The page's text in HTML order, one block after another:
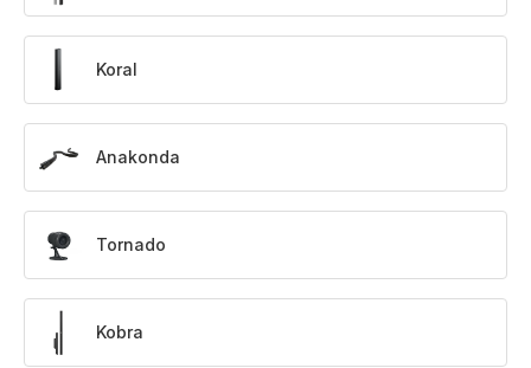
Koral
Anakonda
Tornado
Kobra